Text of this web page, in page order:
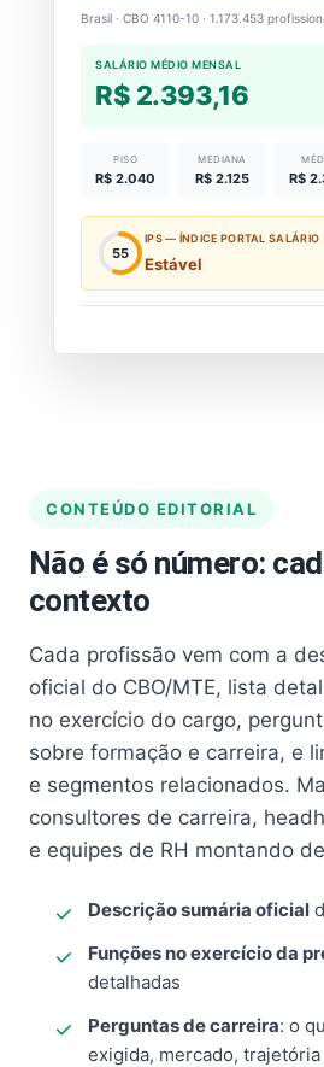
Brasil · CBO 4110-10 · 1.173.453
SALÁRIO MÉDIO MENSAL
R$ 2.393,16
PISO
R$ 2.040
MEDIANA
R$ 2.125 R$
55
IPS — ÍNDICE PORTAL SALÁRIO
Estável
CONTEÚDO EDITORIAL
Não é só número:
contexto
Cada profissão vem com a
oficial do CBO/MTE, lista
no exercício do cargo,
sobre formação e carreira, e
e segmentos relacionados.
consultores de carreira,
e equipes de RH montando
Descrição sumária oficial
Funções no exercício da
detalhadas
Perguntas de carreira: o
exigida, mercado, trajetória